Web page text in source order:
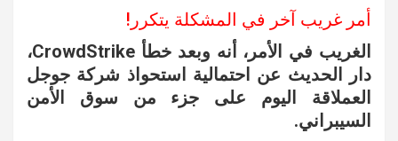
أمر غريب آخر في المشكلة يتكرر!
الغريب في الأمر، أنه وبعد خطأ CrowdStrike،
دار الحديث عن احتمالية استحواذ شركة جوجل
العملاقة اليوم على جزء من سوق الأمن
السيبراني.